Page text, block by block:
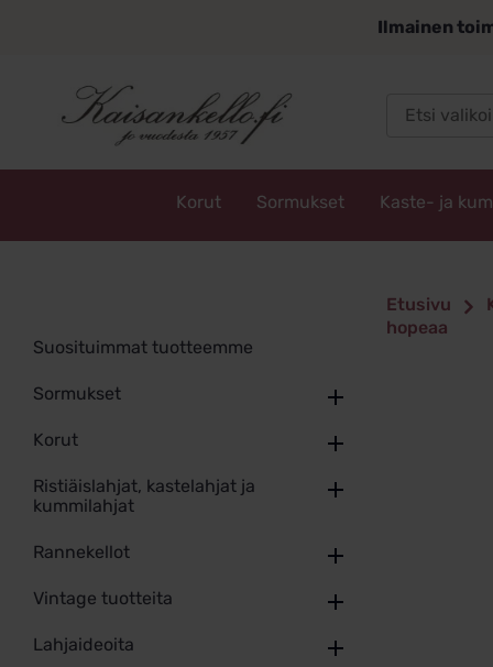
Ilmainen
Korut Sormukset Kaste- ja
Suosituimmat tuotteemme
Sormukset
Korut
Ristiäislahjat, kastelahjat ja
kummilahjat
Rannekellot
Vintage tuotteita
Lahjaideoita
Etusivu
hopeaa